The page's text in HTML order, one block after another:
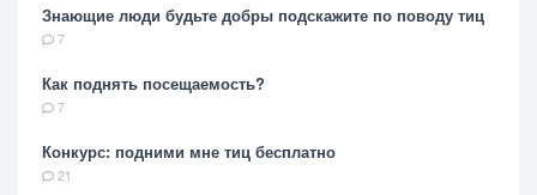
Знающие люди будьте добры подскажите по поводу тиц
7
Как поднять посещаемость?
7
Конкурс: подними мне тиц бесплатно
21